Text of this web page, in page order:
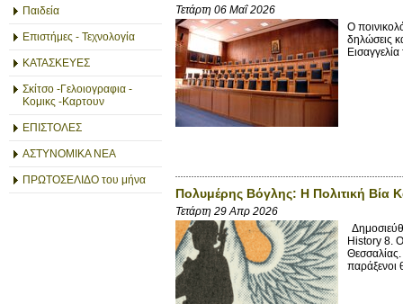
Παιδεία
Επιστήμες - Τεχνολογία
ΚΑΤΑΣΚΕΥΕΣ
Σκίτσο -Γελοιογραφια -
Κομικς -Καρτουν
ΕΠΙΣΤΟΛΕΣ
ΑΣΤΥΝΟΜΙΚΑ ΝΕΑ
ΠΡΩΤΟΣΕΛΙΔΟ του μήνα
Τετάρτη 06 Μαΐ 2026
Ο
δηλώσεις
Πολυμέρης Βόγλης: Η Πολιτική Βία
Τετάρτη 29 Απρ 2026
History 8. Ο
παράξενοι